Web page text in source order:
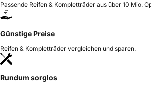
Passende Reifen & Kompletträder aus über 10 Mio.
Günstige Preise
Reifen & Kompletträder vergleichen und sparen.
Rundum sorglos